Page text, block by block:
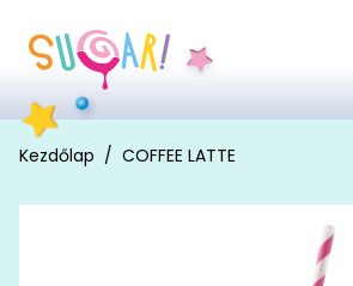
Kezdőlap COFFEE LATTE